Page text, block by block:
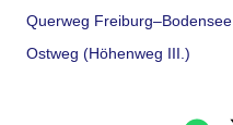
Querweg Freiburg–Bodensee
Ostweg (Höhenweg III.)